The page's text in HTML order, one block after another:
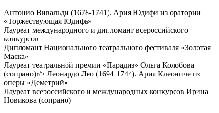
Антонио Вивальди (1678-1741). Ария Юдифи из оратории
«Торжествующая Юдифь»
Лауреат международного и дипломант всероссийского
конкурсов
Дипломант Национального театрального фестиваля «Золотая
Маска»
Лауреат театральной премии «Парадиз» Ольга Колобова
(сопрано)r/> Леонардо Лео (1694-1744). Ария Клеониче из
оперы «Деметрий»
Лауреат всероссийского и международных конкурсов Ирина
Новикова (сопрано)